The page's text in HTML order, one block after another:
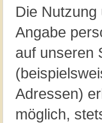
Die
Angabe
auf unseren
Adressen)
möglich,